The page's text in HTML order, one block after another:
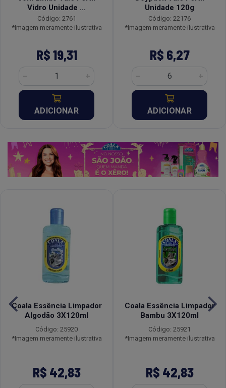
Vidro Unidade ...
Código: 2761
*Imagem meramente ilustrativa
R$ 19,31
ADICIONAR
Unidade 120g
Código: 22176
*Imagem meramente ilustrativa
R$ 6,27
ADICIONAR
Coala Essência Limpador
Algodão 3X120ml
Código: 25920
*Imagem meramente ilustrativa
R$ 42,83
Coala Essência Limpador
Bambu 3X120ml
Código: 25921
*Imagem meramente ilustrativa
R$ 42,83